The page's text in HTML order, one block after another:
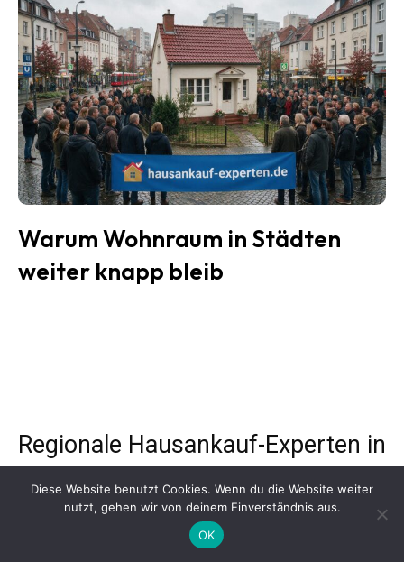
Warum Wohnraum in Städten
weiter knapp bleib
Regionale Hausankauf-Experten in
ganz Deutschland
Der Immobilienmarkt entwickelt sich in jeder Stadt
unterschiedlich. Ob Einfamilienhaus, Eigentumswohnung,
Diese Website benutzt Cookies. Wenn du die Website weiter
nutzt, gehen wir von deinem Einverständnis aus.
OK